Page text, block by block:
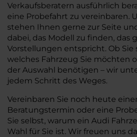
Verkaufsberatern ausführlich
eine Probefahrt zu vereinbaren.
stehen Ihnen gerne zur Seite
dabei, das Modell zu finden, das
Vorstellungen entspricht. Ob Sie
welches Fahrzeug Sie möchten
der Auswahl benötigen – wir
jedem Schritt des Weges.
Vereinbaren Sie noch heute
Beratungstermin oder eine
Sie selbst, warum ein Audi
Wahl für Sie ist. Wir freuen uns